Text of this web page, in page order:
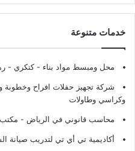
خدمات متنوعة
محل ومبسط مواد بناء - كنكري -
شركة تجهيز حفلات افراح وخطوبة
وكراسي وطاولات
محاسب قانوني في الرياض -
أكاديمية تي أي تي لتدريب صيانة